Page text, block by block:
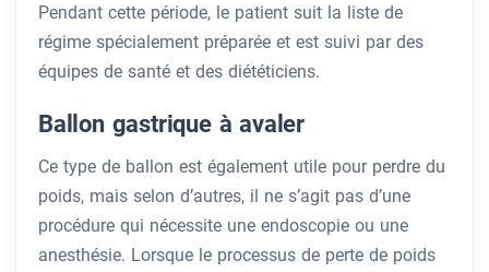
Pendant cette période, le patient suit la liste de
régime spécialement préparée et est suivi par des
équipes de santé et des diététiciens.
Ballon gastrique à avaler
Ce type de ballon est également utile pour perdre du
poids, mais selon d’autres, il ne s’agit pas d’une
procédure qui nécessite une endoscopie ou une
anesthésie. Lorsque le processus de perte de poids